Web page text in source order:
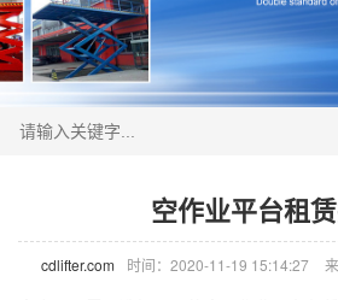
空作业平台租
cdlifter.com 时间：2020-11-19 15:14:27